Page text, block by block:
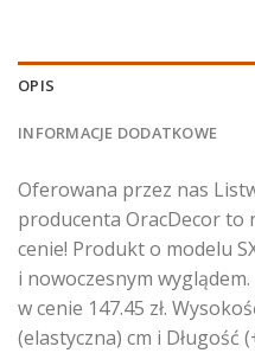
OPIS
INFORMACJE DODATKOWE
Oferowana przez nas
producenta OracDecor to
cenie! Produkt o modelu
i nowoczesnym
w cenie 147.45 zł.
(elastyczna) cm i Długość